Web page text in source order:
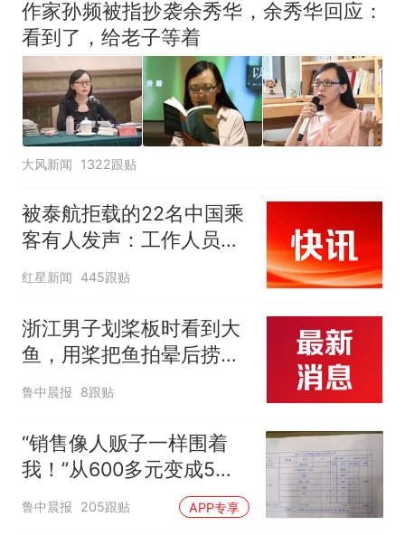
作家孙频被指抄袭余秀华，余秀华回应：
看到了，给老子等着
大风新闻 1322跟贴
被泰航拒载的22名中国乘
客有人发声：工作人员承
诺免费改签，最后却自费
买机票回国
红星新闻 445跟贴
浙江男子划桨板时看到大
鱼，用桨把鱼拍晕后捞
起；当事人：鱼重7斤6
味道很好
鲁中晨报 8跟贴
“销售像人贩子一样围着
我！”从600多元变成5万
元，57岁保洁阿姨做医美
后眼睛肿到流泪、视物模
鲁中晨报 205跟贴 APP专享